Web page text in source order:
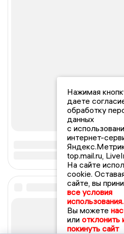
Нажимая
даете
обработку
данных
с
интернет-
top.mail.ru,
На сайте
cookie.
сайте, вы
все условия
использования.
Вы можете
или отклонить
покинуть сайт